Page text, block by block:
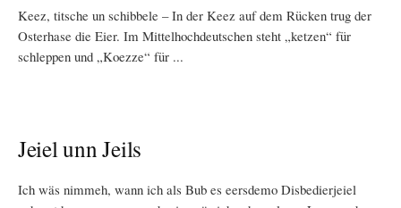
Keez, titsche un schibbele – In der Keez auf dem Rücken trug der
Osterhase die Eier. Im Mittelhochdeutschen steht „ketzen“ für
schleppen und „Koezze“ für ...
Jeiel unn Jeils
Ich wäs nimmeh, wann ich als Bub es eersdemo Disbedierjeiel